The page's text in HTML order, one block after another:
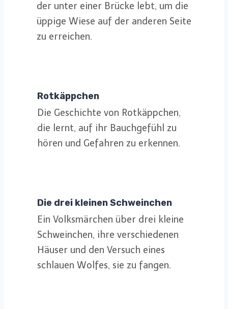
der unter einer Brücke lebt, um die
üppige Wiese auf der anderen Seite
zu erreichen.
Rotkäppchen
Die Geschichte von Rotkäppchen,
die lernt, auf ihr Bauchgefühl zu
hören und Gefahren zu erkennen.
Die drei kleinen Schweinchen
Ein Volksmärchen über drei kleine
Schweinchen, ihre verschiedenen
Häuser und den Versuch eines
schlauen Wolfes, sie zu fangen.